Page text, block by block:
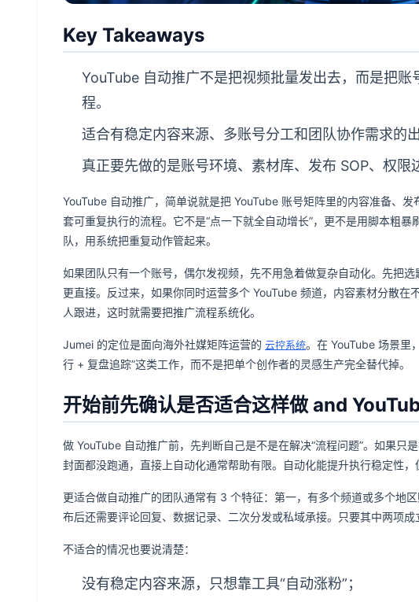
Key Takeaways
YouTube 自动推广不是把视频批量发出去，而是把
程。
适合有稳定内容来源、多账号分工和团队协作需求的出
真正要先做的是账号环境、素材库、发布 SOP、权限
YouTube 自动推广，简单说就是把 YouTube 账号矩阵里的内容准备、
套可重复执行的流程。它不是“点一下就全自动增长”，更不是用脚本粗
队，用系统把重复动作管起来。
如果团队只有一个账号，偶尔发视频，先不用急着做复杂自动化。先把
更直接。反过来，如果你同时运营多个 YouTube 频道，内容素材分散在
人跟进，这时就需要把推广流程系统化。
Jumei 的定位是面向海外社媒矩阵运营的 云控系统。在 YouTube 场景里
行 + 复盘追踪”这类工作，而不是把单个创作者的灵感生产完全替代掉。
开始前先确认是否适合这样做 and
做 YouTube 自动推广前，先判断自己是不是在解决“流程问题”。如果只
封面都没跑通，直接上自动化通常帮助有限。自动化能提升执行稳定性，
更适合做自动推广的团队通常有 3 个特征：第一，有多个频道或多个地
布后还需要评论回复、数据记录、二次分发或私域承接。只要其中两项成
不适合的情况也要说清楚：
没有稳定内容来源，只想靠工具“自动涨粉”；